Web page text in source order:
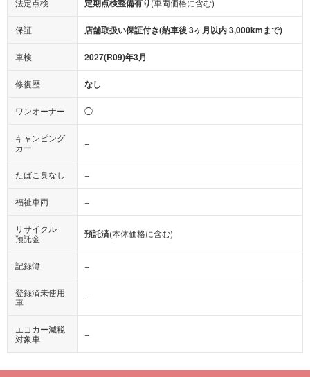
法定点検 定期点検整備有り(車両価格に含む)
保証 店舗取扱い保証付き(納車後 3ヶ月以内 3,000kmまで)
車検 2027(R09)年3月
修復歴 なし
ワンオーナー ◯
キャンピング
カー
−
たばこ臭なし −
福祉車両 −
リサイクル
預託金
預託済(本体価格に含む)
記録簿 −
登録済未使用
車
−
エコカー減税
対象車
−